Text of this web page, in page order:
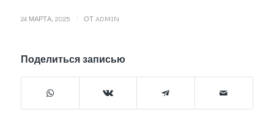
24 МАРТА, 2025 ОТ ADMIN
Поделиться записью